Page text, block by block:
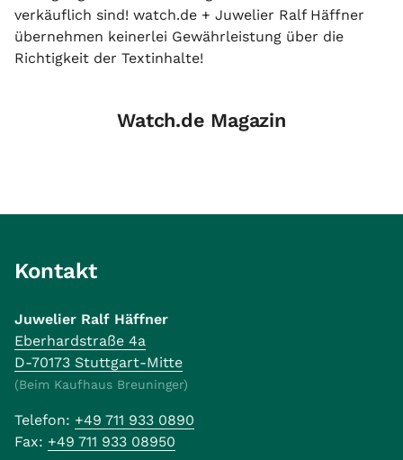
verkäuflich sind! watch.de + Juwelier Ralf Häffner
übernehmen keinerlei Gewährleistung über die
Richtigkeit der Textinhalte!
Watch.de Magazin
Kontakt
Juwelier Ralf Häffner
Eberhardstraße 4a
D-70173 Stuttgart-Mitte
(Beim Kaufhaus Breuninger)
Telefon: +49 711 933 0890
Fax: +49 711 933 08950